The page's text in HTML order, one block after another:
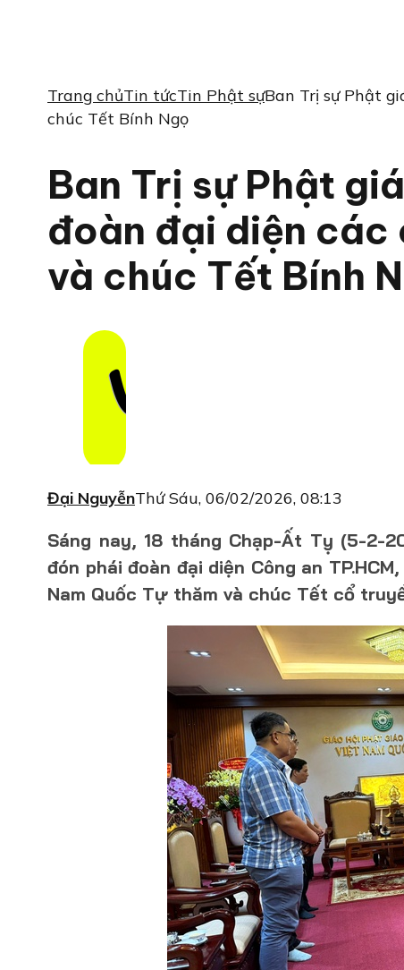
Trang chủTin tứcTin Phật sựBan Trị sự Phật
chúc Tết Bính Ngọ
Ban Trị sự Phật
đoàn đại diện các
và chúc Tết Bính
Đại NguyễnThứ Sáu, 06/02/2026, 08:13
Sáng nay, 18 tháng Chạp-Ất Tỵ (5-2-
đón phái đoàn đại diện Công an
Nam Quốc Tự thăm và chúc Tết cổ